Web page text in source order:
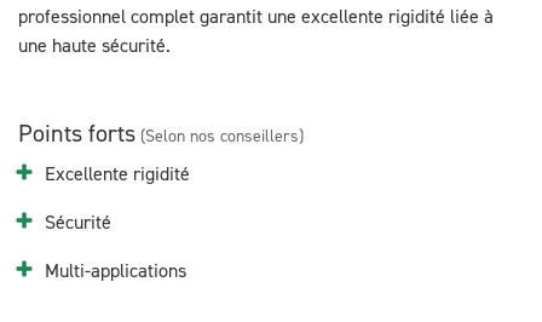
professionnel complet garantit une excellente rigidité liée à
une haute sécurité.
Points forts (Selon nos conseillers)
Excellente rigidité
Sécurité
Multi-applications